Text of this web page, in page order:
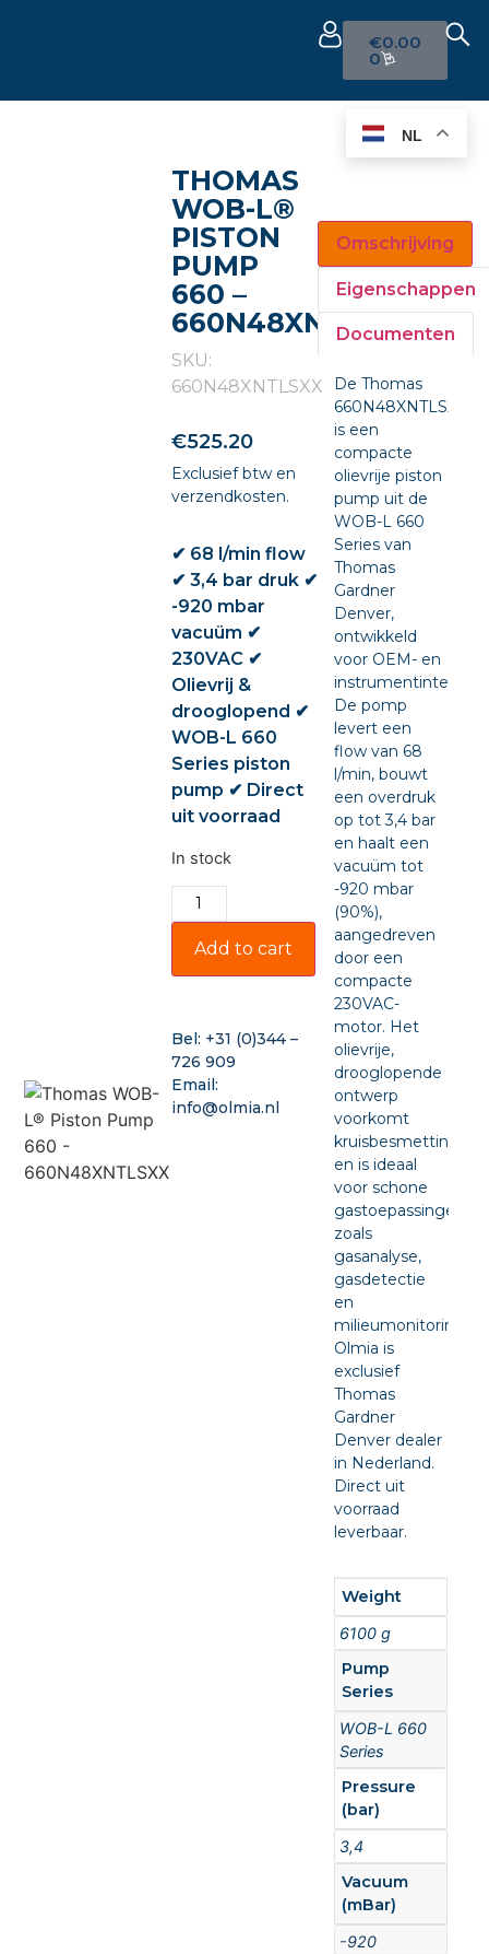
€0.00
0
THOMAS
WOB-L®
PISTON
PUMP
660 –
660N48XNTLSXX
SKU:
660N48XNTLSXX
€525.20
Exclusief btw en
verzendkosten.
✔ 68 l/min flow
✔ 3,4 bar druk ✔
-920 mbar
vacuüm ✔
230VAC ✔
Olievrij &
drooglopend ✔
WOB-L 660
Series piston
pump ✔ Direct
uit voorraad
In stock
Add to cart
Bel: +31 (0)344 –
726 909
Email:
info@olmia.nl
Omschrijving
Eigenschappen
Documenten
De Thomas
660N48XNTLSXX
is een
compacte
olievrije piston
pump uit de
WOB-L 660
Series van
Thomas
Gardner
Denver,
ontwikkeld
voor OEM- en
De pomp
levert een
flow van 68
l/min, bouwt
een overdruk
op tot 3,4 bar
en haalt een
vacuüm tot
-920 mbar
(90%),
aangedreven
door een
compacte
230VAC-
motor. Het
olievrije,
drooglopende
ontwerp
voorkomt
kruisbesmetting
en is ideaal
voor schone
gastoepassingen
zoals
gasanalyse,
gasdetectie
en
milieumonitoring.
Olmia is
exclusief
Thomas
Gardner
Denver dealer
in Nederland.
Direct uit
voorraad
leverbaar.
Weight
6100 g
Pump
Series
WOB-L 660
Series
Pressure
(bar)
3,4
Vacuum
(mBar)
-920
NL